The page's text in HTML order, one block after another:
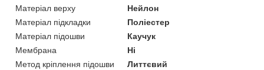
Матеріал верху
Нейлон
Матеріал підкладки
Поліестер
Матеріал підошви
Каучук
Мембрана
Ні
Метод кріплення підошви
Литтєвий